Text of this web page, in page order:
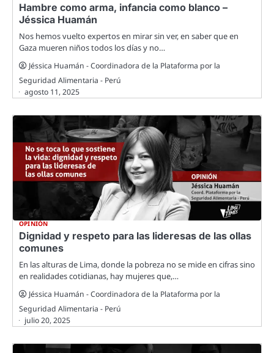
Hambre como arma, infancia como blanco –
Jéssica Huamán
Nos hemos vuelto expertos en mirar sin ver, en saber que en
Gaza mueren niños todos los días y no…
Jéssica Huamán - Coordinadora de la Plataforma por la
Seguridad Alimentaria - Perú
agosto 11, 2025
OPINIÓN
Dignidad y respeto para las lideresas de las ollas
comunes
En las alturas de Lima, donde la pobreza no se mide en cifras sino
en realidades cotidianas, hay mujeres que,…
Jéssica Huamán - Coordinadora de la Plataforma por la
Seguridad Alimentaria - Perú
julio 20, 2025